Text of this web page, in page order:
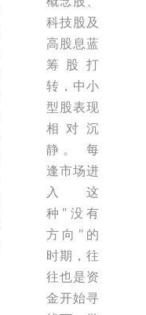
科技股及
高股息蓝
筹股打
转，中小
型股表现
相对沉
静。 每
逢市场进
入这
种"没有
方向"的
时期，往
往也是资
金开始寻